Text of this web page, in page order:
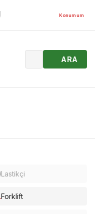
Konumum
ARA
Lastikçi
Forklift